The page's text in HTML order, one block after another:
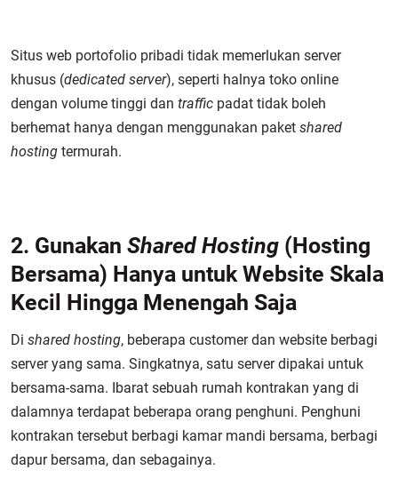
Situs web portofolio pribadi tidak memerlukan server
khusus (dedicated server), seperti halnya toko online
dengan volume tinggi dan traffic padat tidak boleh
berhemat hanya dengan menggunakan paket shared
hosting termurah.
2. Gunakan Shared Hosting (Hosting
Bersama) Hanya untuk Website Skala
Kecil Hingga Menengah Saja
Di shared hosting, beberapa customer dan website berbagi
server yang sama. Singkatnya, satu server dipakai untuk
bersama-sama. Ibarat sebuah rumah kontrakan yang di
dalamnya terdapat beberapa orang penghuni. Penghuni
kontrakan tersebut berbagi kamar mandi bersama, berbagi
dapur bersama, dan sebagainya.